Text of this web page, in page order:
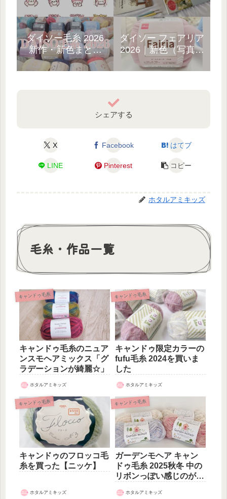
弾｜3種類ラインナ
ップ☆
選!10年以上の経験者
が厳選
ダイソー毛糸 2026
新作・新色まとめ
「見つけたら即カ
ゴ!」
ダイソー フェアリア
2026｜新色（写真）
と、売ってない…
GETまでの話
シェアする
X Facebook はてブ
LINE Pinterest コピー
ホタルアミキッズ
毛糸・作品一覧
キャンドゥ毛糸
キャンドゥ毛糸のニュア
ンスモヘアミックス「グ
ラデーションが綺麗☆」
ホタルアミキッズ
キャンドゥ毛糸
キャンドゥ限定カラーの
fufu毛糸 2024を買いま
した
ホタルアミキッズ
キャンドゥ毛糸
キャンドゥのフロッコ毛
糸を買った【ニッケ】
ホタルアミキッズ
キャンドゥ毛糸
ガーデンモヘア キャン
ドゥ毛糸 2025秋冬 中の
リボンっぽい感じのが可
ホタルアミキッズ